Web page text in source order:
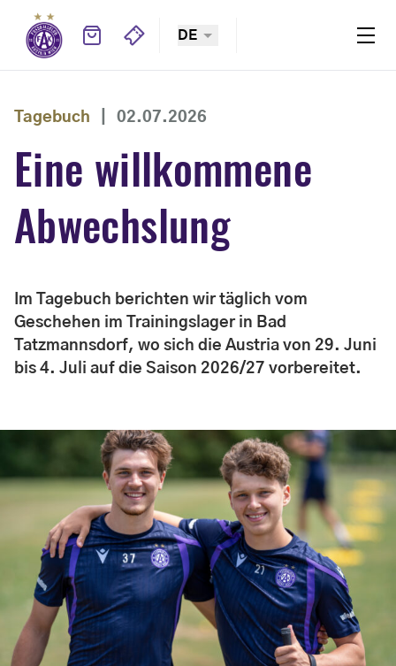
DE
Tagebuch 02.07.2026
Eine willkommene
Abwechslung
Im Tagebuch berichten wir täglich vom
Geschehen im Trainingslager in Bad
Tatzmannsdorf, wo sich die Austria von 29. Juni
bis 4. Juli auf die Saison 2026/27 vorbereitet.